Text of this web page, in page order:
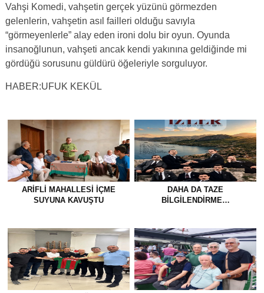
Vahşi Komedi, vahşetin gerçek yüzünü görmezden
gelenlerin, vahşetin asıl failleri olduğu savıyla
“görmeyenlerle” alay eden ironi dolu bir oyun. Oyunda
insanoğlunun, vahşeti ancak kendi yakınına geldiğinde mi
gördüğü sorusunu güldürü öğeleriyle sorguluyor.
HABER:UFUK KEKÜL
ARIFLI MAHALLESI İÇME
SUYUNA KAVUŞTU
DAHA DA TAZE
BİLGİLENDİRME…